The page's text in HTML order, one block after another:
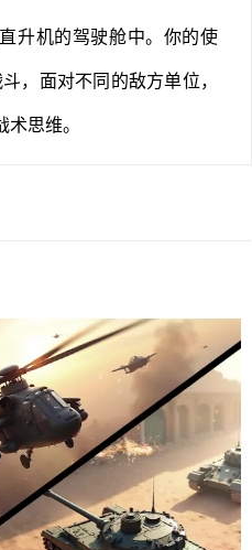
升机的驾驶舱中。你的使
，面对不同的敌方单位，
思维。